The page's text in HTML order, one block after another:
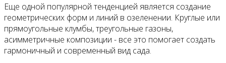
Еще одной популярной тенденцией является создание
геометрических форм и линий в озеленении. Круглые или
прямоугольные клумбы, треугольные газоны,
асимметричные композиции - все это помогает создать
гармоничный и современный вид сада.